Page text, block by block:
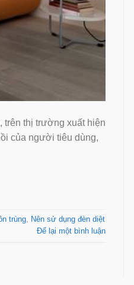
trên thị trường xuất hiện
của người tiêu dùng,
trùng, Nên sử dụng đèn diệt
Để lại một bình luận